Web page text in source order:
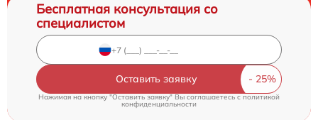
Бесплатная консультация со
специалистом
Оставить заявку
Нажимая на кнопку "Оставить заявку" Вы соглашаетесь c политикой
конфиденциальности